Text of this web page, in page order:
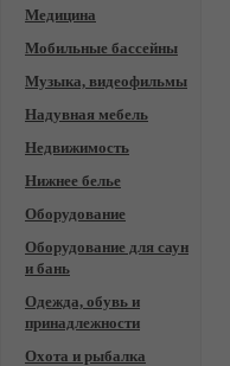
Медицина
Мобильные бассейны
Музыка, видеофильмы
Надувная мебель
Недвижимость
Нижнее белье
Оборудование
Оборудование для саун
и бань
Одежда, обувь и
принадлежности
Охота и рыбалка